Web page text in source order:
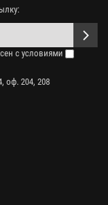
с условиями
оф. 204, 208